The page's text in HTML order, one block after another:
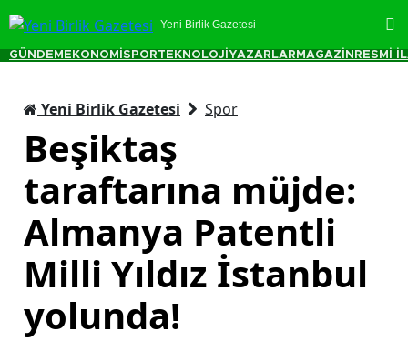
Yeni Birlik Gazetesi
GÜNDEM EKONOMİ SPORTEKNOLOJİ YAZARLAR MAGAZİN RESMİ
Yeni Birlik Gazetesi Spor
Beşiktaş
taraftarına müjde:
Almanya Patentli
Milli Yıldız İstanbul
yolunda!